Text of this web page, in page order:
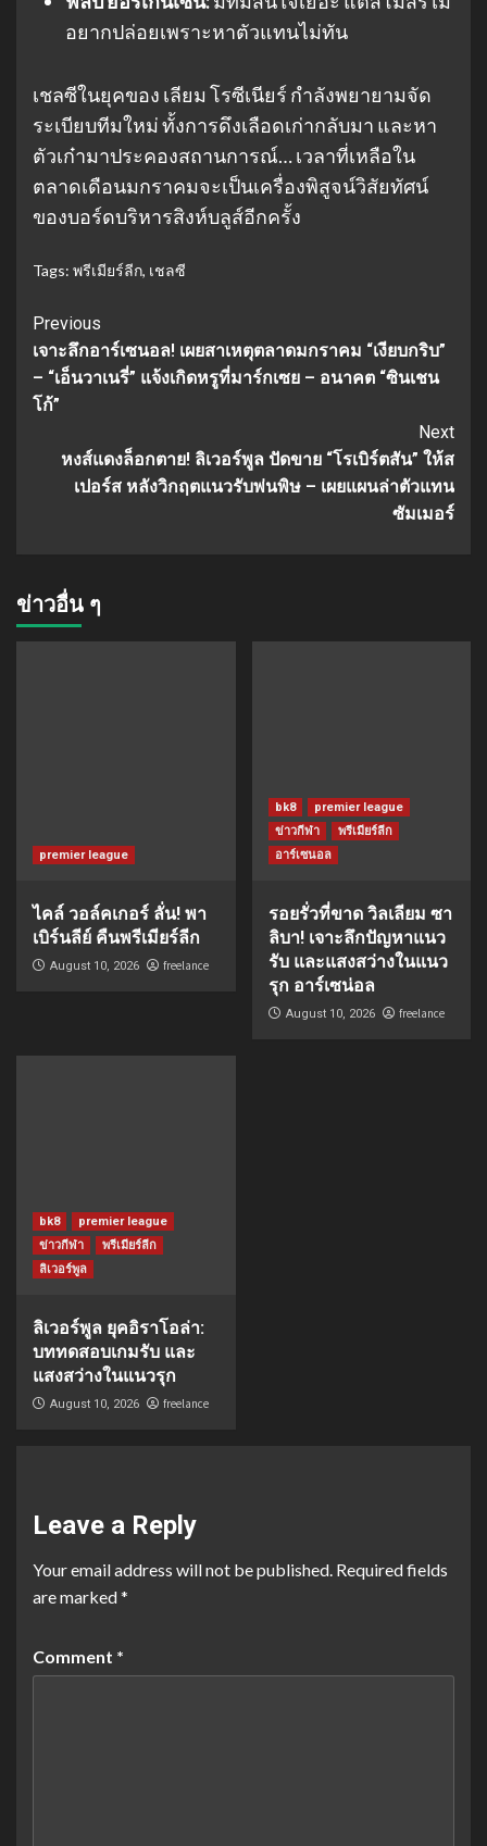
อยากปล่อยเพราะหาตัวแทนไม่ทัน
เชลซีในยุคของ เลียม โรซีเนียร์ กำลังพยายามจัด
ระเบียบทีมใหม่ ทั้งการดึงเลือดเก่ากลับมา และหา
ตัวเก๋ามาประคองสถานการณ์… เวลาที่เหลือใน
ตลาดเดือนมกราคมจะเป็นเครื่องพิสูจน์วิสัยทัศน์
ของบอร์ดบริหารสิงห์บลูส์อีกครั้ง
Tags: พรีเมียร์ลีก, เชลซี
Continue
Reading
Previous
เจาะลึกอาร์เซนอล! เผยสาเหตุตลาดมกราคม “เงียบกริบ”
– “เอ็นวาเนรี่” แจ้งเกิดหรูที่มาร์กเซย – อนาคต “ซินเชน
โก้”
Next
หงส์แดงล็อกตาย! ลิเวอร์พูล ปัดขาย “โรเบิร์ตสัน” ให้ส
เปอร์ส หลังวิกฤตแนวรับพ่นพิษ – เผยแผนล่าตัวแทน
ซัมเมอร์
ข่าวอื่น ๆ
premier league
ไคล์ วอล์คเกอร์ ลั่น! พา
เบิร์นลีย์ คืนพรีเมียร์ลีก
August 10, 2026 freelance
bk8
premier league
ข่าวกีฬา
พรีเมียร์ลีก
อาร์เซนอล
รอยรั่วที่ขาด วิลเลียม ซา
ลิบา! เจาะลึกปัญหาแนว
รับ และแสงสว่างในแนว
รุก อาร์เซน่อล
August 10, 2026 freelance
bk8
premier league
ข่าวกีฬา
พรีเมียร์ลีก
ลิเวอร์พูล
ลิเวอร์พูล ยุคอิราโอล่า:
บททดสอบเกมรับ และ
แสงสว่างในแนวรุก
August 10, 2026 freelance
Leave a Reply
Your email address will not be published. Required fields
are marked*
Comment *